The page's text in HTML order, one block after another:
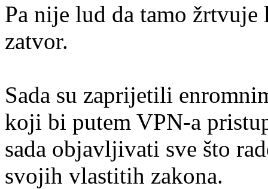
Pa nije lud da tamo
zatvor.
Sada su zaprijetili
koji bi putem VPN-a
sada objavljivati sve što
svojih vlastitih zakona.